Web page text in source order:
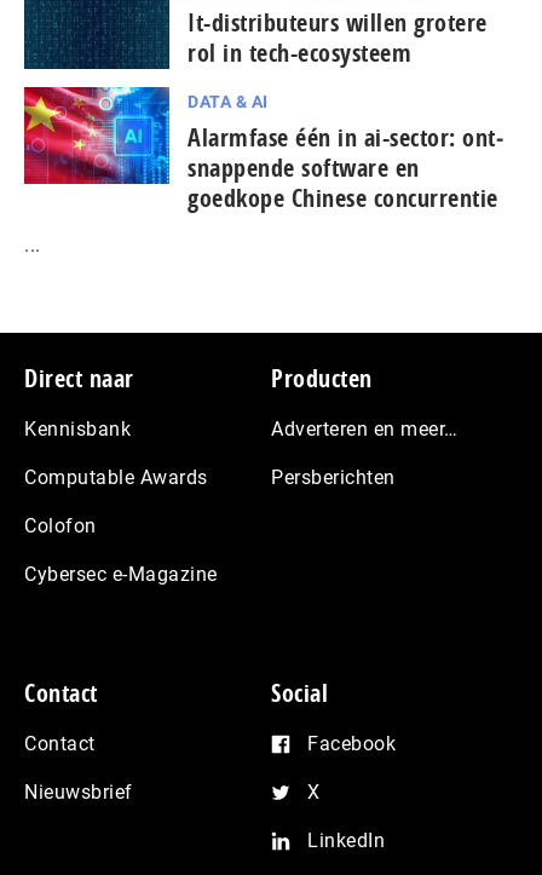
It-dis­tri­bu­teurs willen grotere
rol in tech-ecosysteem
DATA & AI
Alarmfase één in ai-sector: ont­
snap­pen­de software en
goedkope Chinese con­cur­ren­tie
...
Footer
Direct naar
Kennisbank
Computable Awards
Colofon
Cybersec e-Magazine
Producten
Adverteren en meer…
Persberichten
Contact
Contact
Nieuwsbrief
Social
Facebook
X
LinkedIn